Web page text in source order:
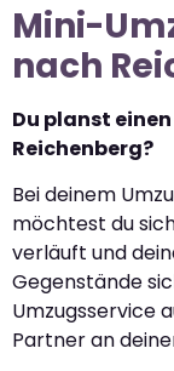
Mini-
nach
Du planst
Reichenberg?
Bei deinem
möchtest du
verläuft und
Gegenstände
Umzugsservice
Partner an